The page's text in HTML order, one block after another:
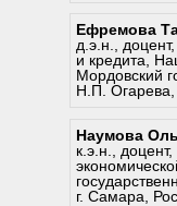
6.
Наумова
к.э.н.,
г. Самара,
Ефремова
д.э.н.,
и кредита,
Мордовский
Н.П. Огарева,